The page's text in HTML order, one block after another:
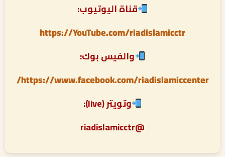
قناة اليوتيوب:
https://YouTube.com/riadislamicctr
والفيس بوك:
https://www.facebook.com/riadislamiccenter/
وتويتر (live):
@riadislamicctr